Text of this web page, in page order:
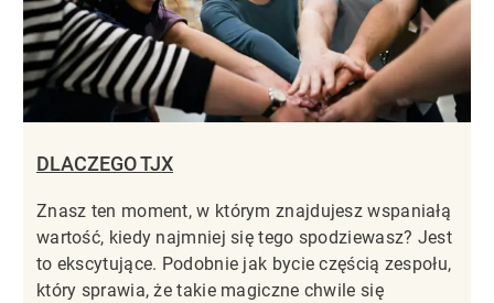
DLACZEGO TJX
Znasz ten moment, w którym znajdujesz wspaniałą
wartość, kiedy najmniej się tego spodziewasz? Jest
to ekscytujące. Podobnie jak bycie częścią zespołu,
który sprawia, że takie magiczne chwile się